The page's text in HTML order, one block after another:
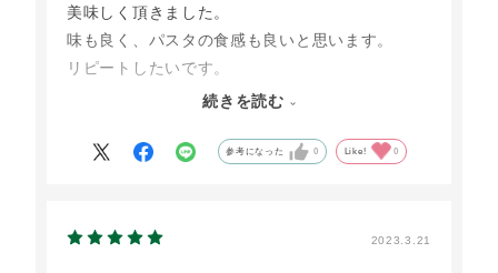
美味しく頂きました。
味も良く、パスタの食感も良いと思います。
リピートしたいです。
一言ですが、味付けがほんのちょっと濃いこと、
食べる時に個々人で追加できるように
頂いています。
続きを読む
参考になった 0 Like! 0
2023.3.21